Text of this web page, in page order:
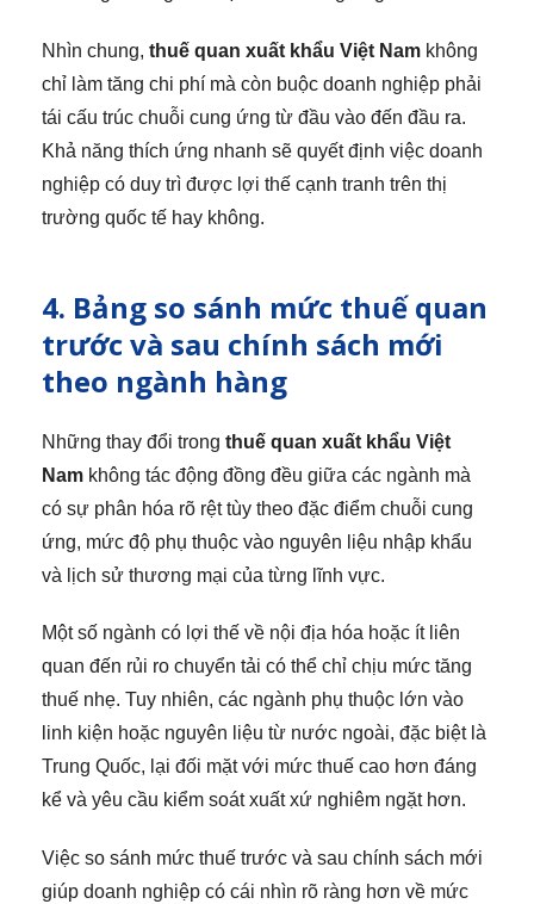
Nhìn chung, thuế quan xuất khẩu Việt Nam không
chỉ làm tăng chi phí mà còn buộc doanh nghiệp phải
tái cấu trúc chuỗi cung ứng từ đầu vào đến đầu ra.
Khả năng thích ứng nhanh sẽ quyết định việc doanh
nghiệp có duy trì được lợi thế cạnh tranh trên thị
trường quốc tế hay không.
4. Bảng so sánh mức thuế quan
trước và sau chính sách mới
theo ngành hàng
Những thay đổi trong thuế quan xuất khẩu Việt
Nam không tác động đồng đều giữa các ngành mà
có sự phân hóa rõ rệt tùy theo đặc điểm chuỗi cung
ứng, mức độ phụ thuộc vào nguyên liệu nhập khẩu
và lịch sử thương mại của từng lĩnh vực.
Một số ngành có lợi thế về nội địa hóa hoặc ít liên
quan đến rủi ro chuyển tải có thể chỉ chịu mức tăng
thuế nhẹ. Tuy nhiên, các ngành phụ thuộc lớn vào
linh kiện hoặc nguyên liệu từ nước ngoài, đặc biệt là
Trung Quốc, lại đối mặt với mức thuế cao hơn đáng
kể và yêu cầu kiểm soát xuất xứ nghiêm ngặt hơn.
Việc so sánh mức thuế trước và sau chính sách mới
giúp doanh nghiệp có cái nhìn rõ ràng hơn về mức